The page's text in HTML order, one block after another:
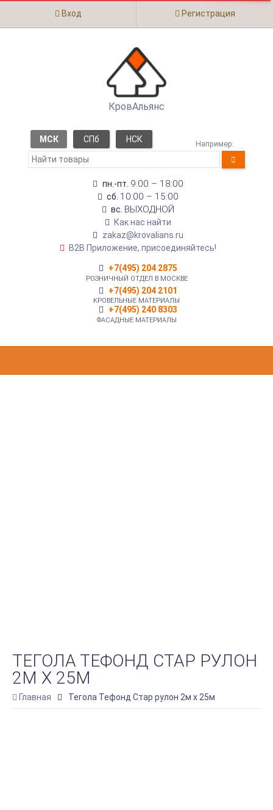
Вход Регистрация
КровАльянс
МСК СПб НСК Например:
пн.-пт. 9:00 – 18:00
сб. 10:00 – 15:00
вс. ВЫХОДНОЙ
Как нас найти
zakaz@krovalians.ru
B2B Приложение, присоединяйтесь!
+7(495) 204 2875
РОЗНИЧНЫЙ ОТДЕЛ В МОСКВЕ
+7(495) 204 2101
КРОВЕЛЬНЫЕ МАТЕРИАЛЫ
+7(495) 240 8303
ФАСАДНЫЕ МАТЕРИАЛЫ
ТЕГОЛА ТЕФОНД СТАР РУЛОН
2М Х 25М
Главная Тегола Тефонд Стар рулон 2м х 25м